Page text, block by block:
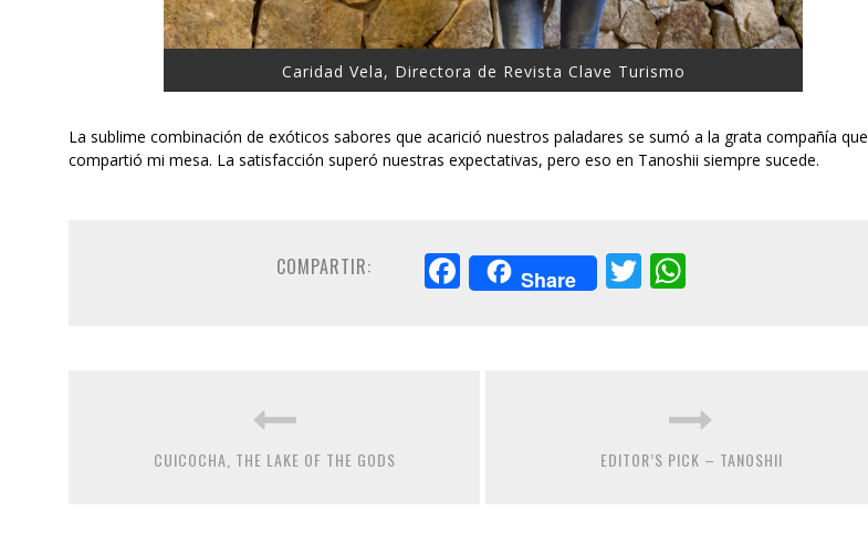
Caridad Vela, Directora de Revista Clave Turismo
La sublime combinación de exóticos sabores que acarició nuestros paladares se sumó a la grata compañía que
compartió mi mesa. La satisfacción superó nuestras expectativas, pero eso en Tanoshii siempre sucede.
COMPARTIR: Facebook
Share Twitter
CUICOCHA, THE LAKE OF THE GODS EDITOR’S PICK – TANOSHII